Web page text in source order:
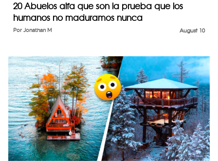
20 Abuelos alfa que son la prueba que los
humanos no maduramos nunca
August 10
Por Jonathan M